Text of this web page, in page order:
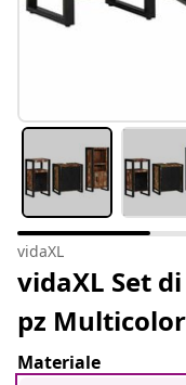
vidaXL
vidaXL Set
pz
Materiale